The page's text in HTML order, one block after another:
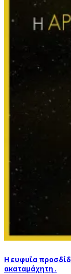
Η ευφυΐα
ακαταμάχητη .